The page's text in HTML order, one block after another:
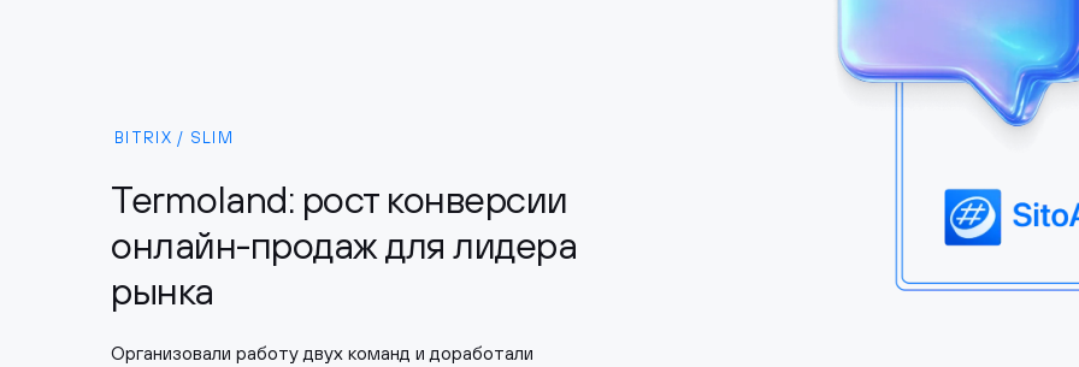
BITRIX / SLIM
Termoland: рост конверсии
онлайн-продаж для лидера
рынка
Организовали работу двух команд и доработали